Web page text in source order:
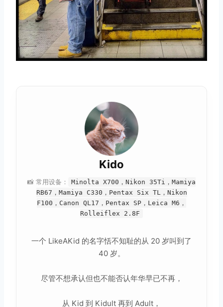
Kido
📸 常用设备：
Minolta X700，Nikon 35Ti，Mamiya
RB67，Mamiya C330，Pentax Six TL，Nikon
F100，Canon QL17，Pentax SP，Leica M6，
Rolleiflex 2.8F
一个 LikeAKid 的名字恬不知耻的从 20 岁叫到了
40 岁。
尽管不想承认但也不能否认年华早已不再，
从 Kid 到 Kidult 再到 Adult，